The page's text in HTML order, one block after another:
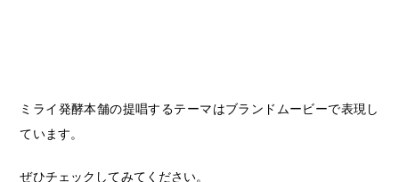
ミライ発酵本舗の提唱するテーマはブランドムービーで表現し
ています。
ぜひチェックしてみてください。